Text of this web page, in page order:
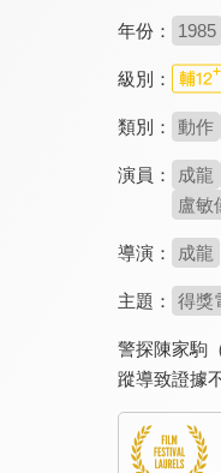
年份： 1985
級別：
類別： 動作
演員： 成龍
盧敏
導演： 成龍
主題： 得獎
警探陳家駒
蹤導致證據